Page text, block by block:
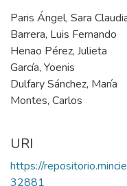
Paris Ángel, Sara
Barrera, Luis Fernando
Henao Pérez, Julieta
García, Yoenis
Dulfary Sánchez, María
Montes, Carlos
URI
https://
32881